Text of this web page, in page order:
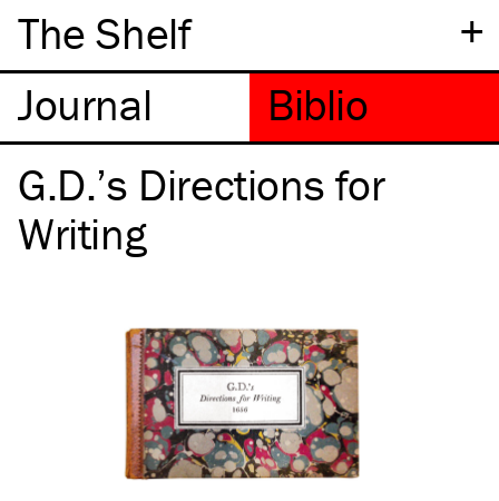
+
The Shelf
G.D.’s Directions for
Writing